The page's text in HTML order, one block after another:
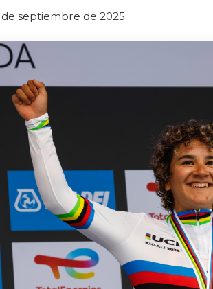
septiembre de 2025